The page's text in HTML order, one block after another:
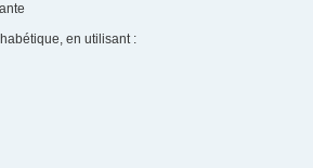
en utilisant :